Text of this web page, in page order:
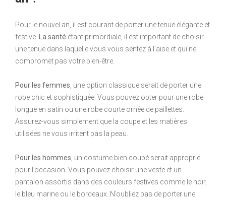
Pour le nouvel an, il est courant de porter une tenue élégante et
festive.
La santé étant primordiale, il est important de choisir
une tenue dans laquelle vous vous sentez à l’aise et qui ne
compromet pas votre bien-être.
Pour les femmes , une option classique serait de porter une
robe chic et sophistiquée. Vous pouvez opter pour une robe
longue en satin ou une robe courte ornée de paillettes.
Assurez-vous simplement que la coupe et les matières
utilisées ne vous irritent pas la peau.
Pour les hommes , un costume bien coupé serait approprié
pour l’occasion. Vous pouvez choisir une veste et un
pantalon assortis dans des couleurs festives comme le noir,
le bleu marine ou le bordeaux. N’oubliez pas de porter une